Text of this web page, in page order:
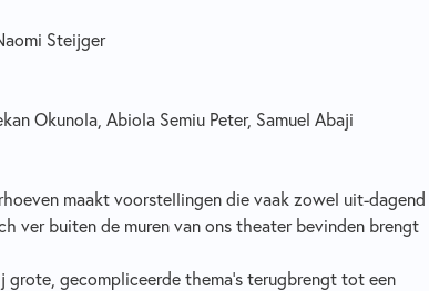
Steijger
Okunola, Abiola Semiu Peter, Samuel Abaji
maakt voorstellingen die vaak zowel uit-dagend
ver buiten de muren van ons theater bevinden brengt
grote, gecompliceerde thema's terugbrengt tot een